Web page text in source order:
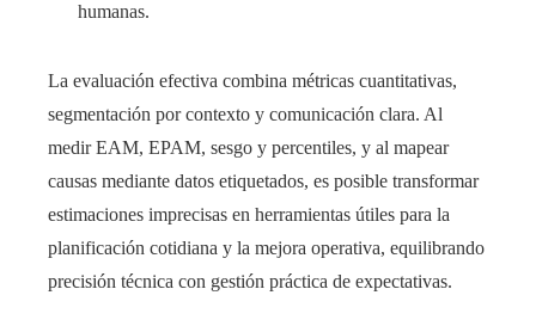
humanas.
La evaluación efectiva combina métricas cuantitativas,
segmentación por contexto y comunicación clara. Al
medir EAM, EPAM, sesgo y percentiles, y al mapear
causas mediante datos etiquetados, es posible transformar
estimaciones imprecisas en herramientas útiles para la
planificación cotidiana y la mejora operativa, equilibrando
precisión técnica con gestión práctica de expectativas.